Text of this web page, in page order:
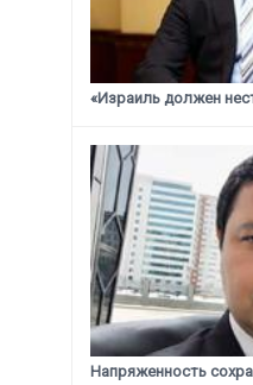
«Израиль должен
Напряженность